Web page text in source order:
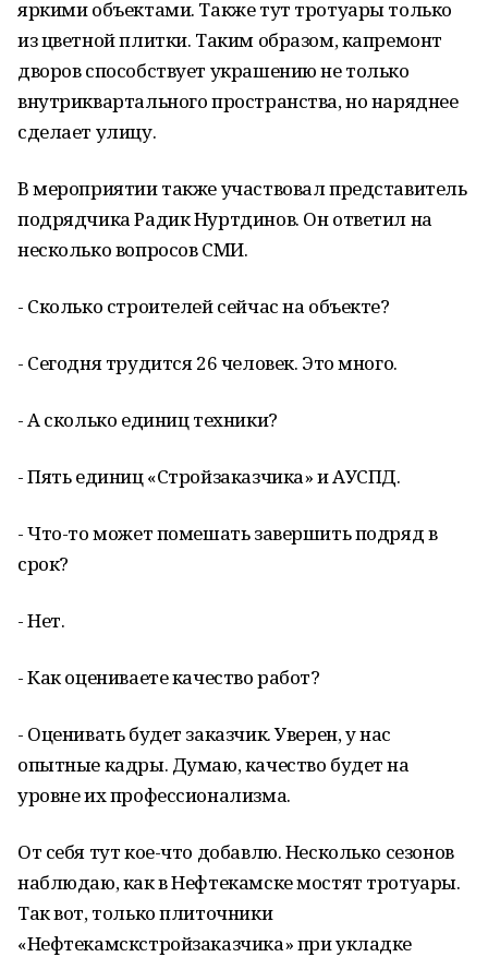
яркими объектами. Также тут тротуары только
из цветной плитки. Таким образом, капремонт
дворов способствует украшению не только
внутриквартального пространства, но наряднее
сделает улицу.
В мероприятии также участвовал представитель
подрядчика Радик Нуртдинов. Он ответил на
несколько вопросов СМИ.
- Сколько строителей сейчас на объекте?
- Сегодня трудится 26 человек. Это много.
- А сколько единиц техники?
- Пять единиц «Стройзаказчика» и АУСПД.
- Что-то может помешать завершить подряд в
срок?
- Нет.
- Как оцениваете качество работ?
- Оценивать будет заказчик. Уверен, у нас
опытные кадры. Думаю, качество будет на
уровне их профессионализма.
От себя тут кое-что добавлю. Несколько сезонов
наблюдаю, как в Нефтекамске мостят тротуары.
Так вот, только плиточники
«Нефтекамскстройзаказчика» при укладке